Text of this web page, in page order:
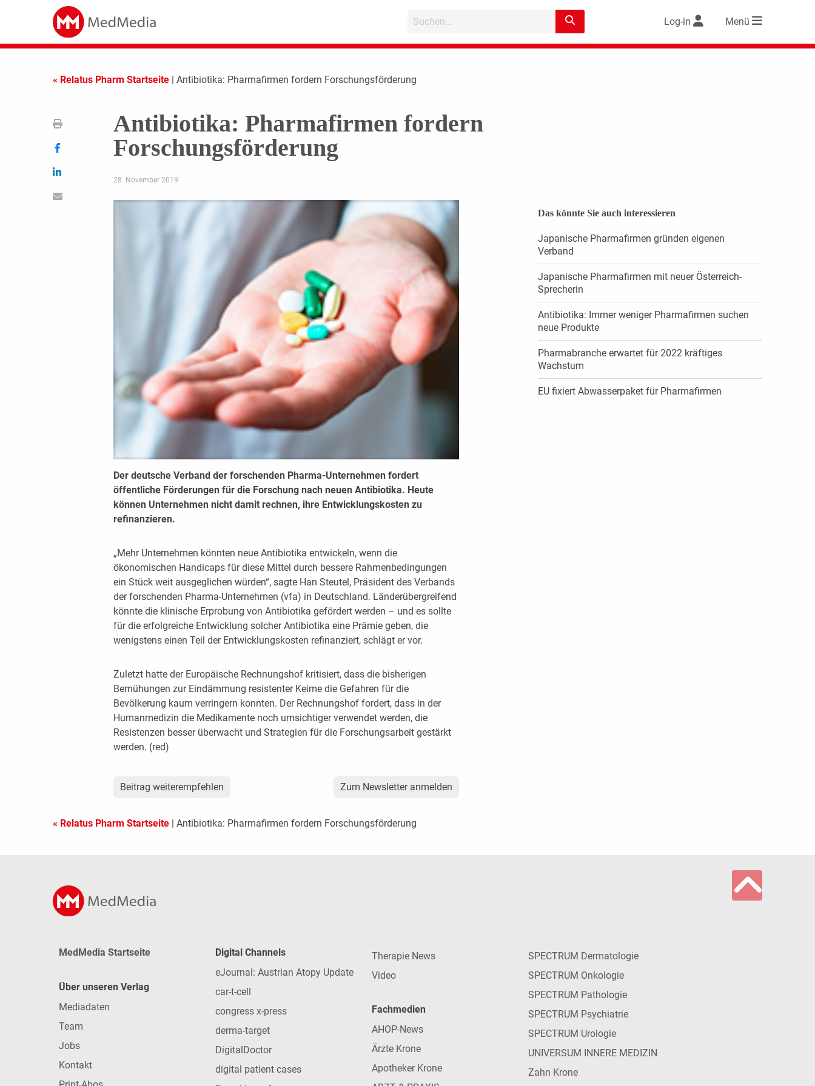
Log-in Menü
« Relatus Pharm Startseite | Antibiotika: Pharmafirmen fordern Forschungsförderung
Antibiotika: Pharmafirmen fordern
Forschungsförderung
28. November 2019
Der deutsche Verband der forschenden Pharma-Unternehmen fordert
öffentliche Förderungen für die Forschung nach neuen Antibiotika. Heute
können Unternehmen nicht damit rechnen, ihre Entwicklungskosten zu
refinanzieren.
„Mehr Unternehmen könnten neue Antibiotika entwickeln, wenn die
ökonomischen Handicaps für diese Mittel durch bessere Rahmenbedingungen
ein Stück weit ausgeglichen würden“, sagte Han Steutel, Präsident des Verbands
der forschenden Pharma-Unternehmen (vfa) in Deutschland. Länderübergreifend
könnte die klinische Erprobung von Antibiotika gefördert werden – und es sollte
für die erfolgreiche Entwicklung solcher Antibiotika eine Prämie geben, die
wenigstens einen Teil der Entwicklungskosten refinanziert, schlägt er vor.
Zuletzt hatte der Europäische Rechnungshof kritisiert, dass die bisherigen
Bemühungen zur Eindämmung resistenter Keime die Gefahren für die
Bevölkerung kaum verringern konnten. Der Rechnungshof fordert, dass in der
Humanmedizin die Medikamente noch umsichtiger verwendet werden, die
Resistenzen besser überwacht und Strategien für die Forschungsarbeit gestärkt
werden. (red)
Beitrag weiterempfehlen Zum Newsletter anmelden
Das könnte Sie auch interessieren
Japanische Pharmafirmen gründen eigenen
Verband
Japanische Pharmafirmen mit neuer Österreich-
Sprecherin
Antibiotika: Immer weniger Pharmafirmen suchen
neue Produkte
Pharmabranche erwartet für 2022 kräftiges
Wachstum
EU fixiert Abwasserpaket für Pharmafirmen
« Relatus Pharm Startseite | Antibiotika: Pharmafirmen fordern Forschungsförderung
MedMedia Startseite
Über unseren Verlag
Mediadaten
Team
Jobs
Kontakt
Digital Channels
eJournal: Austrian Atopy Update
car-t-cell
congress x-press
derma-target
DigitalDoctor
digital patient cases
Therapie News
Video
Fachmedien
AHOP-News
Ärzte Krone
Apotheker Krone
SPECTRUM Dermatologie
SPECTRUM Onkologie
SPECTRUM Pathologie
SPECTRUM Psychiatrie
SPECTRUM Urologie
UNIVERSUM INNERE MEDIZIN
Zahn Krone